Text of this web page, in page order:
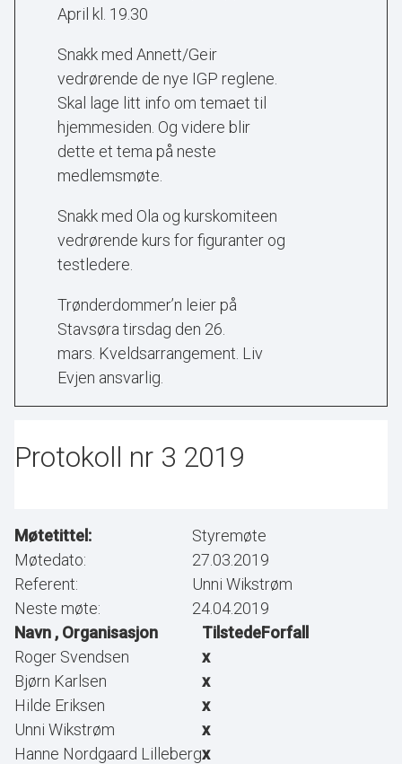
April kl. 19.30
Snakk med Annett/Geir
vedrørende de nye IGP reglene.
Skal lage litt info om temaet til
hjemmesiden. Og videre blir
dette et tema på neste
medlemsmøte.
Snakk med Ola og kurskomiteen
vedrørende kurs for figuranter og
testledere.
Trønderdommer’n leier på
Stavsøra tirsdag den 26.
mars. Kveldsarrangement. Liv
Evjen ansvarlig.
Protokoll nr 3 2019
Møtetittel:
Styremøte
Møtedato:
27.03.2019
Referent:
Unni Wikstrøm
Neste møte:
24.04.2019
Navn , Organisasjon
TilstedeForfall
Roger Svendsen
x
Bjørn Karlsen
x
Hilde Eriksen
x
Unni Wikstrøm
x
Hanne Nordgaard Lillebergx